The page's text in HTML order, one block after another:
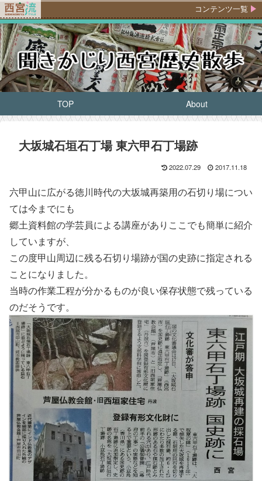
コンテンツ一覧
TOP About
大坂城石垣石丁場 東六甲石丁場跡
2022.07.29 2017.11.18
六甲山に広がる徳川時代の大坂城再築用の石切り場につい
ては今までにも
郷土資料館の学芸員による講座がありここでも簡単に紹介
していますが、
この度甲山周辺に残る石切り場跡が国の史跡に指定される
ことになりました。
当時の作業工程が分かるものが良い保存状態で残っている
のだそうです。